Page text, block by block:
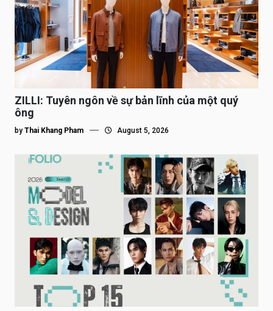
ZILLI: Tuyên ngôn về sự bản lĩnh của một quý
ông
by Thai Khang Pham August 5, 2026